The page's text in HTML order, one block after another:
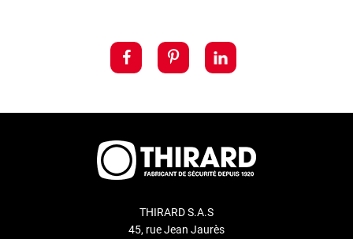
THIRARD S.A.S
45, rue Jean Jaurès